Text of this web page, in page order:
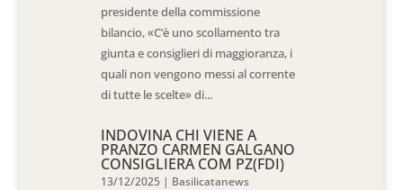
presidente della commissione
bilancio, «C’è uno scollamento tra
giunta e consiglieri di maggioranza, i
quali non vengono messi al corrente
di tutte le scelte» di...
INDOVINA CHI VIENE A
PRANZO CARMEN GALGANO
CONSIGLIERA COM PZ(FDI)
13/12/2025 | Basilicatanews